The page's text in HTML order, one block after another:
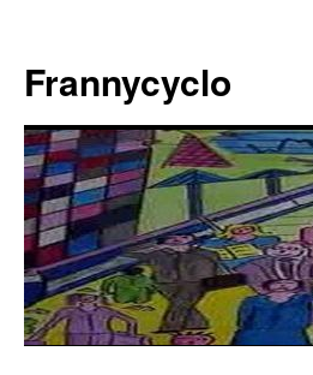
contenu
Frannycyclo